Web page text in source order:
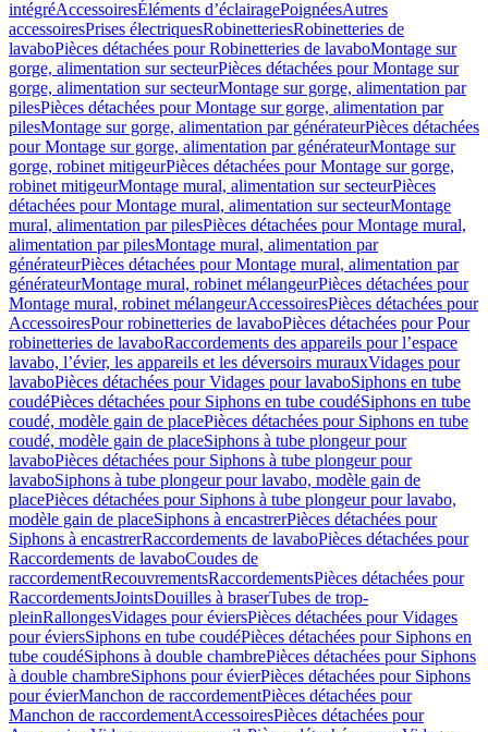
intégréAccessoiresÉléments d’éclairagePoignéesAutres
accessoiresPrises électriquesRobinetteriesRobinetteries de
lavaboPièces détachées pour Robinetteries de lavaboMontage sur
gorge, alimentation sur secteurPièces détachées pour Montage sur
gorge, alimentation sur secteurMontage sur gorge, alimentation par
pilesPièces détachées pour Montage sur gorge, alimentation par
pilesMontage sur gorge, alimentation par générateurPièces détachées
pour Montage sur gorge, alimentation par générateurMontage sur
gorge, robinet mitigeurPièces détachées pour Montage sur gorge,
robinet mitigeurMontage mural, alimentation sur secteurPièces
détachées pour Montage mural, alimentation sur secteurMontage
mural, alimentation par pilesPièces détachées pour Montage mural,
alimentation par pilesMontage mural, alimentation par
générateurPièces détachées pour Montage mural, alimentation par
générateurMontage mural, robinet mélangeurPièces détachées pour
Montage mural, robinet mélangeurAccessoiresPièces détachées pour
AccessoiresPour robinetteries de lavaboPièces détachées pour Pour
robinetteries de lavaboRaccordements des appareils pour l’espace
lavabo, l’évier, les appareils et les déversoirs murauxVidages pour
lavaboPièces détachées pour Vidages pour lavaboSiphons en tube
coudéPièces détachées pour Siphons en tube coudéSiphons en tube
coudé, modèle gain de placePièces détachées pour Siphons en tube
coudé, modèle gain de placeSiphons à tube plongeur pour
lavaboPièces détachées pour Siphons à tube plongeur pour
lavaboSiphons à tube plongeur pour lavabo, modèle gain de
placePièces détachées pour Siphons à tube plongeur pour lavabo,
modèle gain de placeSiphons à encastrerPièces détachées pour
Siphons à encastrerRaccordements de lavaboPièces détachées pour
Raccordements de lavaboCoudes de
raccordementRecouvrementsRaccordementsPièces détachées pour
RaccordementsJointsDouilles à braserTubes de trop-
pleinRallongesVidages pour éviersPièces détachées pour Vidages
pour éviersSiphons en tube coudéPièces détachées pour Siphons en
tube coudéSiphons à double chambrePièces détachées pour Siphons
à double chambreSiphons pour évierPièces détachées pour Siphons
pour évierManchon de raccordementPièces détachées pour
Manchon de raccordementAccessoiresPièces détachées pour